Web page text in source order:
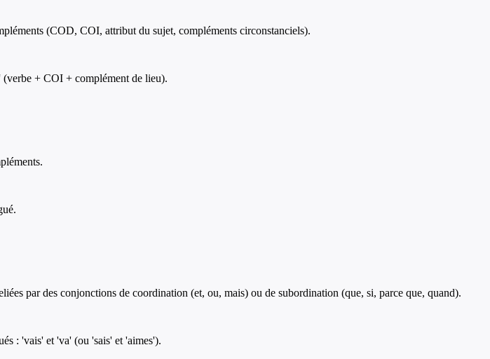
(COD, COI, attribut du sujet, compléments circonstanciels).
(verbe + COI + complément de lieu).
par des conjonctions de coordination (et, ou, mais) ou de subordination (que, si, parce que, quand).
: 'vais' et 'va' (ou 'sais' et 'aimes').